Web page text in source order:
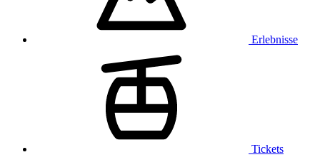
Erlebnisse
Tickets